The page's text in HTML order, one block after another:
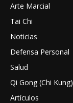
Arte Marcial
Tai Chi
Noticias
Defensa Personal
Salud
Qi Gong (Chi Kung)
Artículos